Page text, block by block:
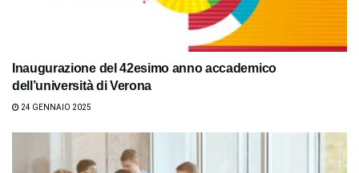
Inaugurazione del 42esimo anno accademico
dell’università di Verona
24 GENNAIO 2025